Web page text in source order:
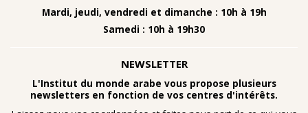
Mardi, jeudi, vendredi et dimanche : 10h à 19h
Samedi : 10h à 19h30
NEWSLETTER
L'Institut du monde arabe vous propose plusieurs
newsletters en fonction de vos centres d'intérêts.